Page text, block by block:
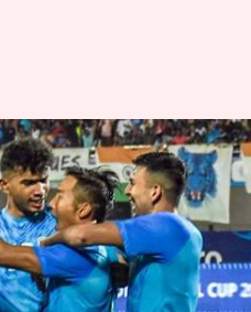
ఓడిన
హ్యాట్రిక్ గోల్స్
10:12 am